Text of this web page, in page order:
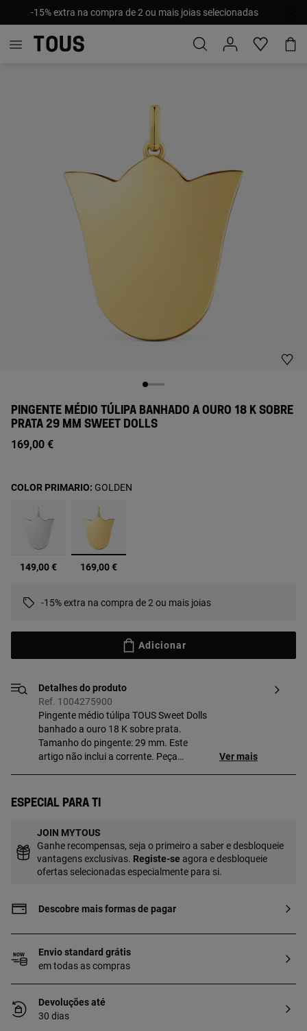
-15% extra na compra de 2 ou mais joias selecionadas
PINGENTE MÉDIO TÚLIPA BANHADO A OURO 18 K SOBRE
PRATA 29 MM SWEET DOLLS
169,00 €
149,00 € selecionado
169,00 €
COLOR PRIMARIO: GOLDEN
-15% extra na compra de 2 ou mais joias
Adicionar
Detalhes do produto
Ref. 1004275900
Pingente médio túlipa TOUS Sweet Dolls
banhado a ouro 18 K sobre prata.
Tamanho do pingente: 29 mm. Este
artigo não inclui a corrente. Peça
espessura. Esta qualidade garante uma
Ver mais
Especial para ti
JOIN MYTOUS
Ganhe recompensas, seja o primeiro a saber e desbloqueie
vantagens exclusivas. Registe-se agora e desbloqueie
ofertas selecionadas especialmente para si.
Descobre mais formas de pagar
Envio standard grátis
em todas as compras
Devoluções até
30 dias